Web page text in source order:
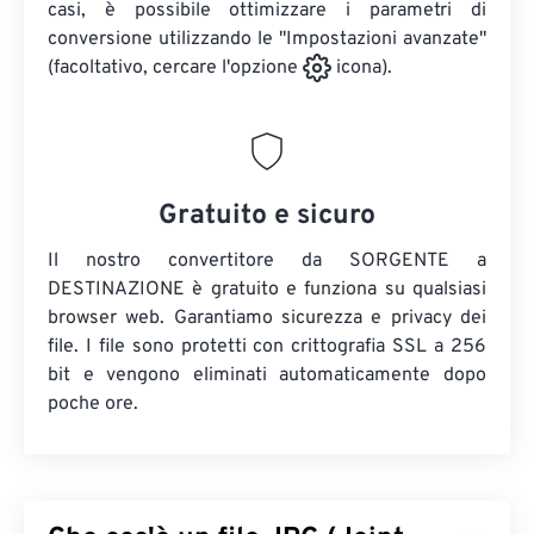
casi, è possibile ottimizzare i parametri di
conversione utilizzando le "Impostazioni avanzate"
(facoltativo, cercare l'opzione
icona).
Gratuito e sicuro
Il nostro convertitore da SORGENTE a
DESTINAZIONE è gratuito e funziona su qualsiasi
browser web. Garantiamo sicurezza e privacy dei
file. I file sono protetti con crittografia SSL a 256
bit e vengono eliminati automaticamente dopo
poche ore.